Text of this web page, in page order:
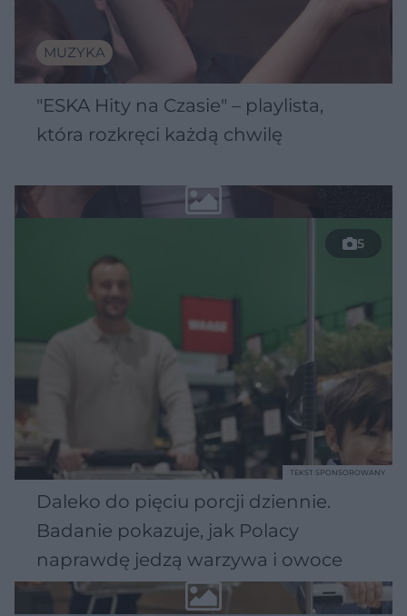
MUZYKA
"ESKA Hity na Czasie" – playlista,
która rozkręci każdą chwilę
5
Daleko do pięciu porcji dziennie.
Badanie pokazuje, jak Polacy
naprawdę jedzą warzywa i owoce
TEKST SPONSOROWANY